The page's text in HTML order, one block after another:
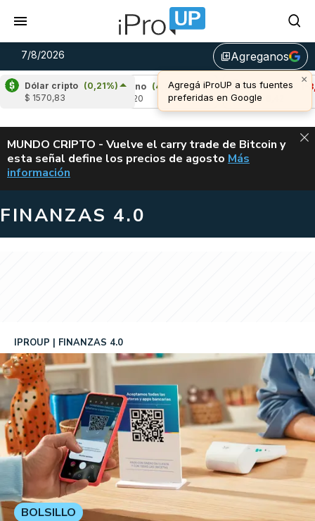
7/8/2026 library_addAgreganos
×
Agregá iProUP a tus fuentes
preferidas en Google
Dólar cripto (0,21%)
$ 1570,83
Cardano (4,80%)
Avalanche (-3,48%)
u$s 6,42
ALERTA
MUNDO CRIPTO - Vuelve el carry trade de Bitcoin y
esta señal define los precios de agosto VUELVE EL
Más
información
FINANZAS 4.0
IPROUP FINANZAS 4.0
BOLSILLO